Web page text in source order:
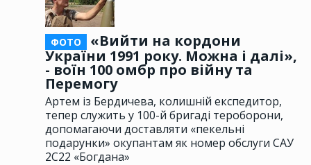
ФОТО
«Вийти на кордони
України 1991 року. Можна і далі»,
- воїн 100 омбр про війну та
Перемогу
Артем із Бердичева, колишній експедитор,
тепер служить у 100-й бригаді тероборони,
допомагаючи доставляти «пекельні
подарунки» окупантам як номер обслуги САУ
2С22 «Богдана»